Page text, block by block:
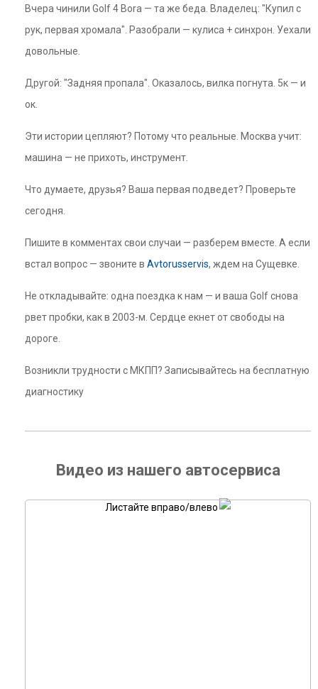
Вчера чинили Golf 4 Bora — та же беда. Владелец: "Купил с
рук, первая хромала". Разобрали — кулиса + синхрон. Уехали
довольные.
Другой: "Задняя пропала". Оказалось, вилка погнута. 5к — и
ок.
Эти истории цепляют? Потому что реальные. Москва учит:
машина — не прихоть, инструмент.
Что думаете, друзья? Ваша первая подведет? Проверьте
сегодня.
Пишите в комментах свои случаи — разберем вместе. А если
встал вопрос — звоните в Avtorusservis, ждем на Сущевке.
Не откладывайте: одна поездка к нам — и ваша Golf снова
рвет пробки, как в 2003-м. Сердце екнет от свободы на
дороге.
Возникли трудности с МКПП? Записывайтесь на бесплатную
диагностику
Видео из нашего автосервиса
Листайте вправо/влево